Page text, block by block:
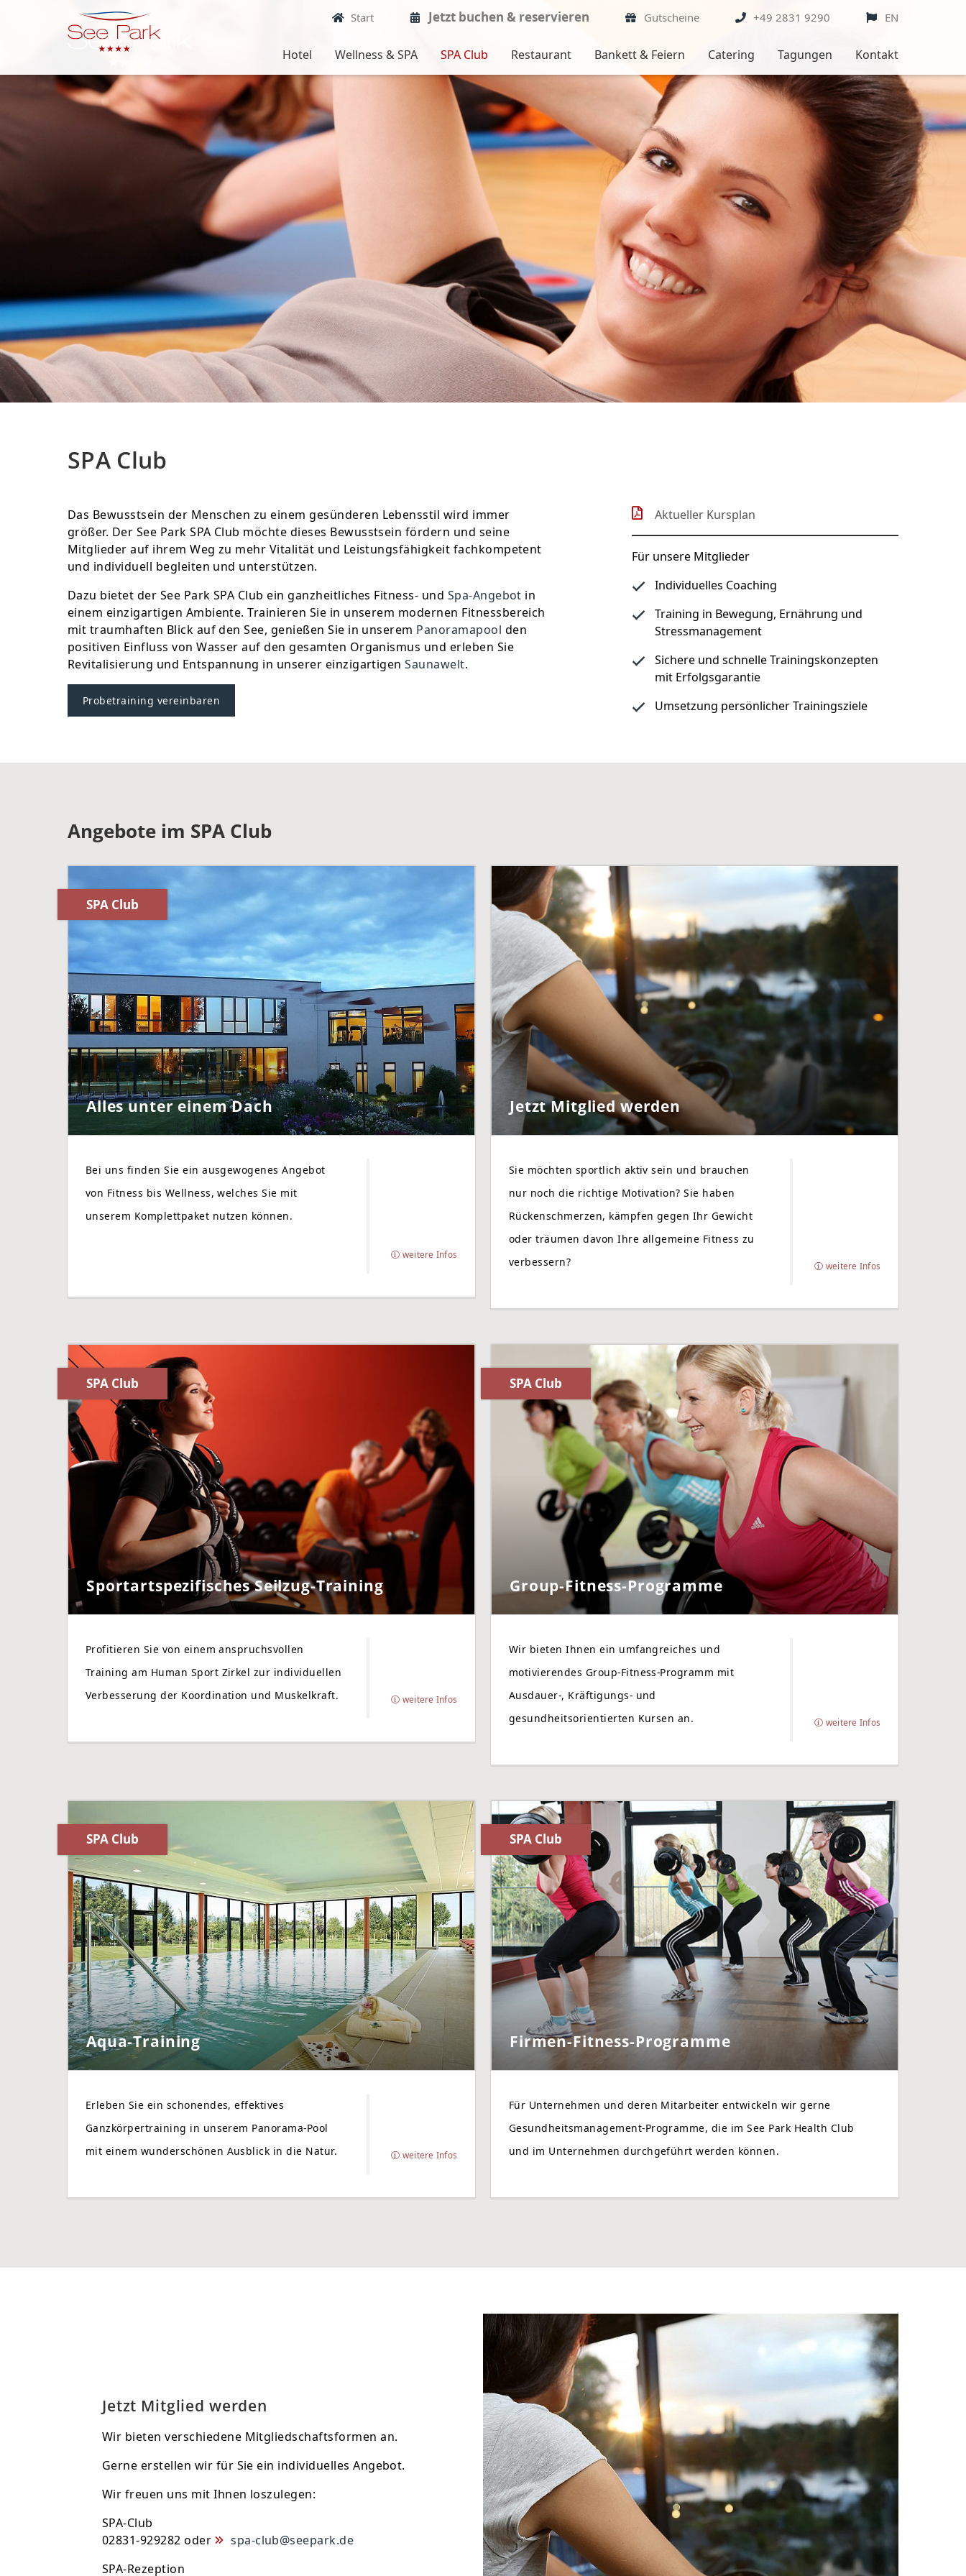
Start Jetzt buchen & reservieren Gutscheine +49 2831 9290 EN
Hotel Wellness & SPA SPA Club Restaurant Bankett & Feiern Catering Tagungen Kontakt
SPA Club
Das Bewusstsein der Menschen zu einem gesünderen Lebensstil wird immer
größer. Der See Park SPA Club möchte dieses Bewusstsein fördern und seine
Mitglieder auf ihrem Weg zu mehr Vitalität und Leistungsfähigkeit fachkompetent
und individuell begleiten und unterstützen.
Dazu bietet der See Park SPA Club ein ganzheitliches Fitness- und Spa-Angebot in
einem einzigartigen Ambiente. Trainieren Sie in unserem modernen Fitnessbereich
mit traumhaften Blick auf den See, genießen Sie in unserem Panoramapool den
positiven Einfluss von Wasser auf den gesamten Organismus und erleben Sie
Revitalisierung und Entspannung in unserer einzigartigenSaunawelt.
Probetraining vereinbaren
Aktueller Kursplan
Für unsere Mitglieder
Individuelles Coaching
Training in Bewegung, Ernährung und
Stressmanagement
Sichere und schnelle Trainingskonzepten
mit Erfolgsgarantie
Umsetzung persönlicher Trainingsziele
Angebote im SPA Club
SPA Club
Alles unter einem Dach
Bei uns finden Sie ein ausgewogenes Angebot
von Fitness bis Wellness, welches Sie mit
unserem Komplettpaket nutzen können.
weitere Infos
Jetzt Mitglied werden
Sie möchten sportlich aktiv sein und brauchen
nur noch die richtige Motivation? Sie haben
Rückenschmerzen, kämpfen gegen Ihr Gewicht
oder träumen davon Ihre allgemeine Fitness zu
verbessern?
weitere Infos
SPA Club
Sportartspezifisches Seilzug-Training
Profitieren Sie von einem anspruchsvollen
Training am Human Sport Zirkel zur individuellen
Verbesserung der Koordination und Muskelkraft.
weitere Infos
SPA Club
Group-Fitness-Programme
Wir bieten Ihnen ein umfangreiches und
motivierendes Group-Fitness-Programm mit
Ausdauer-, Kräftigungs- und
gesundheitsorientierten Kursen an.
weitere Infos
SPA Club
Aqua-Training
Erleben Sie ein schonendes, effektives
Ganzkörpertraining in unserem Panorama-Pool
mit einem wunderschönen Ausblick in die Natur.
weitere Infos
SPA Club
Firmen-Fitness-Programme
Für Unternehmen und deren Mitarbeiter entwickeln wir gerne
Gesundheitsmanagement-Programme, die im See Park Health Club
und im Unternehmen durchgeführt werden können.
Jetzt Mitglied werden
Wir bieten verschiedene Mitgliedschafts­formen an.
Gerne erstellen wir für Sie ein individuelles Angebot.
Wir freuen uns mit Ihnen loszulegen:
SPA-Club
02831-929282 oder
spa-club@seepark.de
SPA-Rezeption